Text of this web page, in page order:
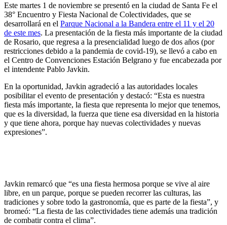
Este martes 1 de noviembre se presentó en la ciudad de Santa Fe el
38° Encuentro y Fiesta Nacional de Colectividades, que se
desarrollará en el Parque Nacional a la Bandera entre el 11 y el 20
de este mes. La presentación de la fiesta más importante de la ciudad
de Rosario, que regresa a la presencialidad luego de dos años (por
restricciones debido a la pandemia de covid-19), se llevó a cabo en
el Centro de Convenciones Estación Belgrano y fue encabezada por
el intendente Pablo Javkin.
En la oportunidad, Javkin agradeció a las autoridades locales
posibilitar el evento de presentación y destacó: “Esta es nuestra
fiesta más importante, la fiesta que representa lo mejor que tenemos,
que es la diversidad, la fuerza que tiene esa diversidad en la historia
y que tiene ahora, porque hay nuevas colectividades y nuevas
expresiones”.
Javkin remarcó que “es una fiesta hermosa porque se vive al aire
libre, en un parque, porque se pueden recorrer las culturas, las
tradiciones y sobre todo la gastronomía, que es parte de la fiesta”, y
bromeó: “La fiesta de las colectividades tiene además una tradición
de combatir contra el clima”.